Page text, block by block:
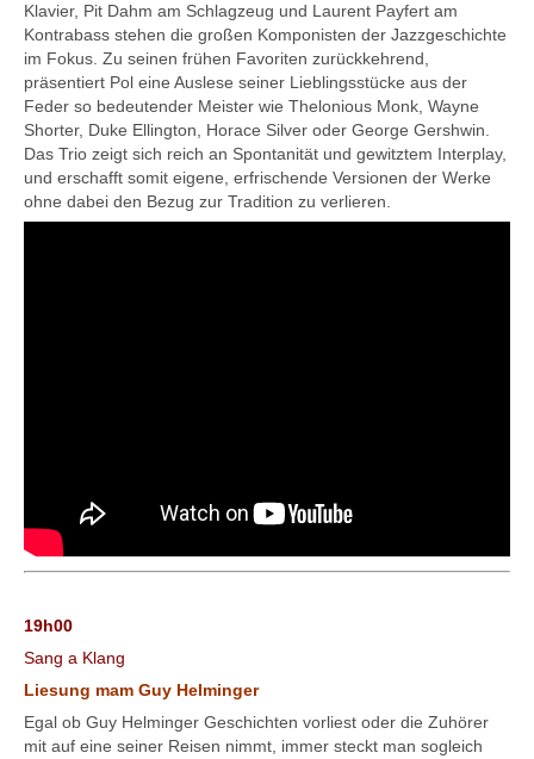
Klavier, Pit Dahm am Schlagzeug und Laurent Payfert am
Kontrabass stehen die großen Komponisten der Jazzgeschichte
im Fokus. Zu seinen frühen Favoriten zurückkehrend,
präsentiert Pol eine Auslese seiner Lieblingsstücke aus der
Feder so bedeutender Meister wie Thelonious Monk, Wayne
Shorter, Duke Ellington, Horace Silver oder George Gershwin.
Das Trio zeigt sich reich an Spontanität und gewitztem Interplay,
und erschafft somit eigene, erfrischende Versionen der Werke
ohne dabei den Bezug zur Tradition zu verlieren.
19h00
Sang a Klang
Liesung mam Guy Helminger
Egal ob Guy Helminger Geschichten vorliest oder die Zuhörer
mit auf eine seiner Reisen nimmt, immer steckt man sogleich